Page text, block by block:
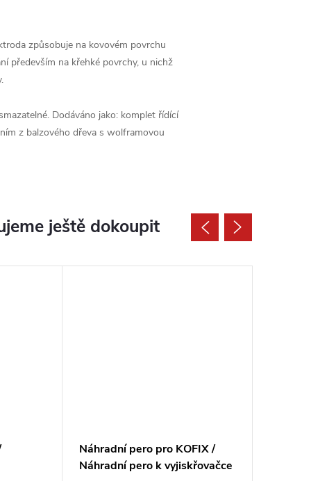
způsobuje na kovovém povrchu
především na křehké povrchy, u nichž
Dodáváno jako: komplet řídící
z balzového dřeva s wolframovou
ještě dokoupit
Náhradní pero pro KOFIX /
Náhradní pero k vyjiskřovačce